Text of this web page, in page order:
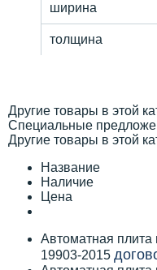
ширина
толщина
Другие товары в этой
Специальные
Другие товары в этой
Название
Наличие
Цена
Автоматная
19903-2015